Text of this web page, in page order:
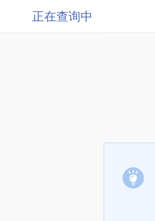
正在查询中